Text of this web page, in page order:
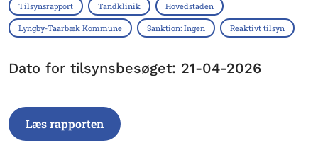
Tilsynsrapport Tandklinik Hovedstaden
Lyngby-Taarbæk Kommune Sanktion: Ingen Reaktivt tilsyn
Dato for tilsynsbesøget: 21-04-2026
Læs rapporten